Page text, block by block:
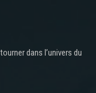
dans l’univers du